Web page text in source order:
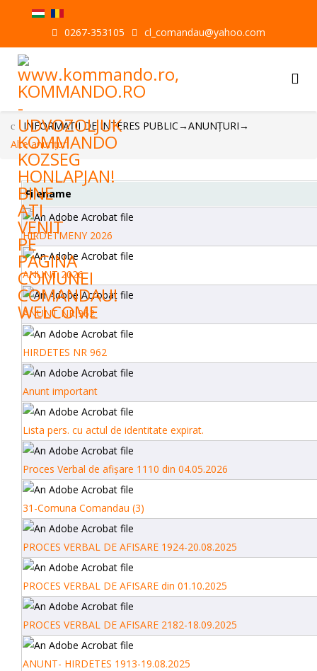
0267-353105 cl_comandau@yahoo.com
INFORMAŢII DE INTERES PUBLIC→ANUNȚURI→
Alte anunțuri
Filename
HIRDETMENY 2026
ANUNT 2026
ANUNT NR 962
HIRDETES NR 962
Anunt important
Lista pers. cu actul de identitate expirat.
Proces Verbal de afișare 1110 din 04.05.2026
31-Comuna Comandau (3)
PROCES VERBAL DE AFISARE 1924-20.08.2025
PROCES VERBAL DE AFISARE din 01.10.2025
PROCES VERBAL DE AFISARE 2182-18.09.2025
ANUNT- HIRDETES 1913-19.08.2025